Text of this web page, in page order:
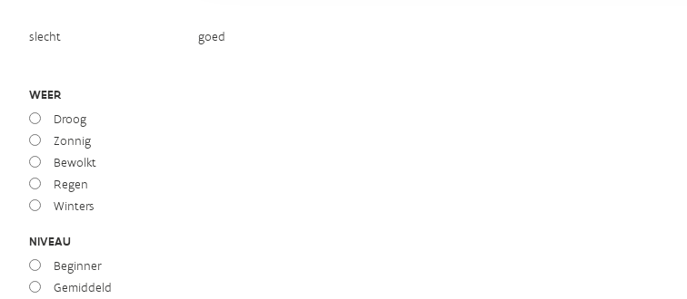
slecht goed
WEER
Droog
Zonnig
Bewolkt
Regen
Winters
NIVEAU
Beginner
Gemiddeld